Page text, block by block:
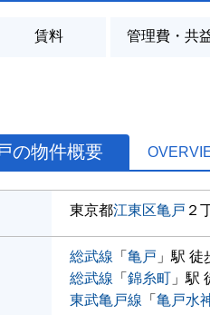
賃料 管理費・共
の物件概要
東京都江東区亀戸 ２
総武線 「 亀戸 」駅 徒
総武線 「 錦糸町 」駅
東武亀戸線 「 亀戸水